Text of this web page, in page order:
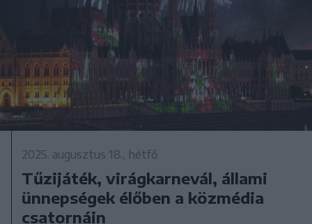
2025. augusztus 18., hétfő
Tűzijáték, virágkarnevál, állami
ünnepségek élőben a közmédia
csatornáin